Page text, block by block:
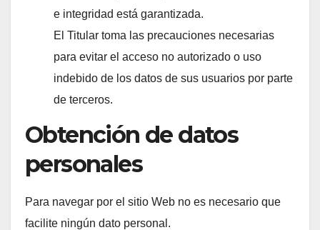
e integridad está garantizada.
El Titular toma las precauciones necesarias
para evitar el acceso no autorizado o uso
indebido de los datos de sus usuarios por parte
de terceros.
Obtención de datos
personales
Para navegar por el sitio Web no es necesario que
facilite ningún dato personal.